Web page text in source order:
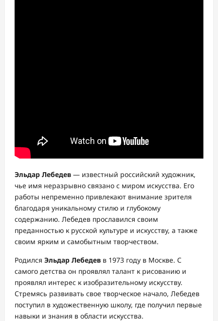
Эльдар Лебедев — известный российский художник,
чье имя неразрывно связано с миром искусства. Его
работы непременно привлекают внимание зрителя
благодаря уникальному стилю и глубокому
содержанию. Лебедев прославился своим
преданностью к русской культуре и искусству, а также
своим ярким и самобытным творчеством.
Родился Эльдар Лебедев в 1973 году в Москве. С
самого детства он проявлял талант к рисованию и
проявлял интерес к изобразительному искусству.
Стремясь развивать свое творческое начало, Лебедев
поступил в художественную школу, где получил первые
навыки и знания в области искусства.